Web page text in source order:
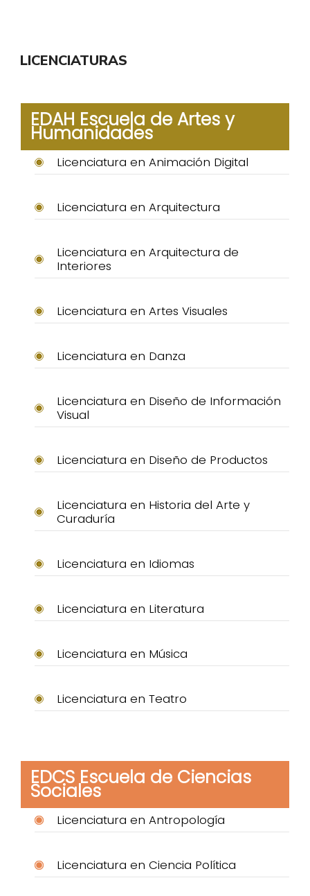
LICENCIATURAS
EDAH Escuela de Artes y
Humanidades
Licenciatura en Animación Digital
Licenciatura en Arquitectura
Licenciatura en Arquitectura de
Interiores
Licenciatura en Artes Visuales
Licenciatura en Danza
Licenciatura en Diseño de Información
Visual
Licenciatura en Diseño de Productos
Licenciatura en Historia del Arte y
Curaduría
Licenciatura en Idiomas
Licenciatura en Literatura
Licenciatura en Música
Licenciatura en Teatro
EDCS Escuela de Ciencias
Sociales
Licenciatura en Antropología
Licenciatura en Ciencia Política